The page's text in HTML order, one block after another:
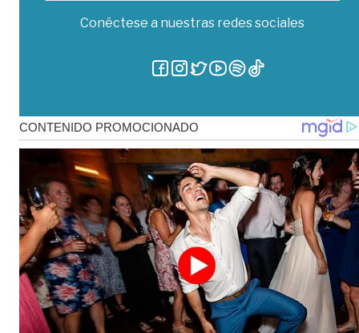
Conéctese a nuestras redes sociales